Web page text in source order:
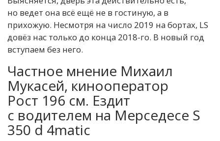
но ведет она всё ещё не в гостиную, а в
прихожую. Несмотря на число 2019 на бортах, LS
довёз нас только до конца 2018-го. В новый год
вступаем без него.
Частное мнение Михаил
Мукасей, кинооператор
Рост 196 см. Ездит
с водителем на Мерседесе S
350 d 4matic